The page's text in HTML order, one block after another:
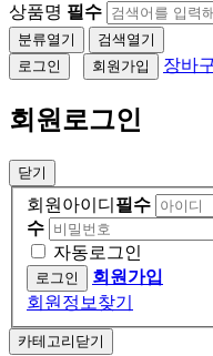
상품명 필수
분류열기
검색열기
로그인
회원가입 장바
회원로그인
닫기
회원아이디 필수
수
자동로그인
회원가입
회원정보찾기
카테고리닫기